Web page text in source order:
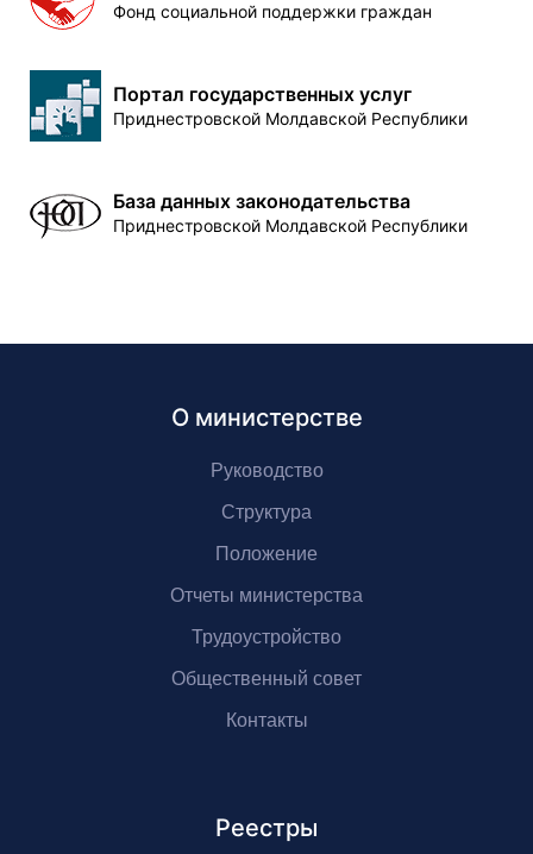
Фонд социальной поддержки граждан
Портал государственных услуг
Приднестровской Молдавской Республики
База данных законодательства
Приднестровской Молдавской Республики
О министерстве
Руководство
Структура
Положение
Отчеты министерства
Трудоустройство
Общественный совет
Контакты
Реестры